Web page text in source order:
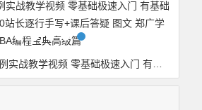
Excel VBA175例实战教学视频 零基础极速入门 有基础快速提高 Excel880站长逐行手写+课后答疑 图文 郑广学vba教学 宏教学 VBA编程宝典高级篇